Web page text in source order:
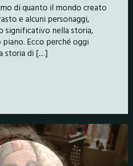
di quanto il mondo creato
e alcuni personaggi,
significativo nella storia,
Ecco perché oggi
storia di […]